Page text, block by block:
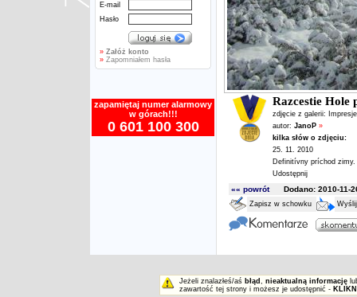
E-mail
Hasło
» Załóż konto
» Zapomniałem hasła
zapamiętaj numer alarmowy
w górach!!!
0 601 100 300
Razcestie Hole
zdjęcie z galerii:
autor: JanoP »
kilka słów o zdjęciu:
25. 11. 2010
Definitívny príchod zimy.
Udostępnij
«« powrótDodano: 2010-11-
Zapisz w schowku
Jeżeli znalazłeś/aś błąd , nieaktualną informację
zawartość tej strony i możesz je udostępnić -